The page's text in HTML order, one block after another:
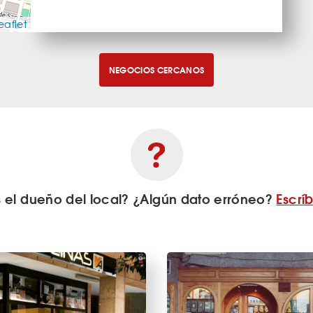
NEGOCIOS CERCANOS
el dueño del local? ¿Algún dato erróneo?